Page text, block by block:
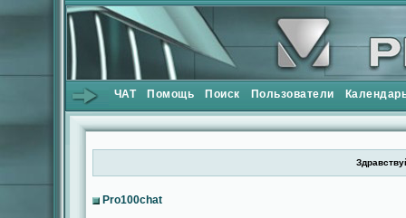
ЧАТ Помощь Поиск Пользователи
Pro100chat